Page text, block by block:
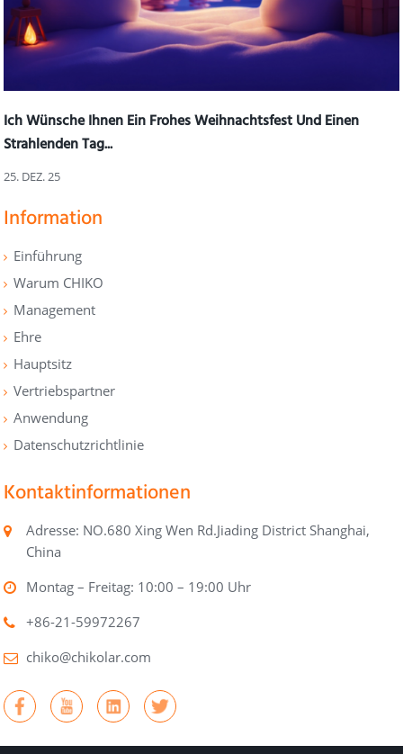
Ich Wünsche Ihnen Ein Frohes Weihnachtsfest Und Einen
Strahlenden Tag...
25. DEZ. 25
Information
Einführung
Warum CHIKO
Management
Ehre
Hauptsitz
Vertriebspartner
Anwendung
Datenschutzrichtlinie
Kontaktinformationen
Adresse: NO.680 Xing Wen Rd.Jiading District Shanghai,
China
Montag – Freitag: 10:00 – 19:00 Uhr
+86-21-59972267
chiko@chikolar.com